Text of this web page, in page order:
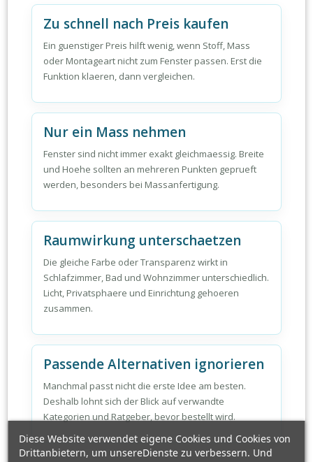
Zu schnell nach Preis kaufen
Ein guenstiger Preis hilft wenig, wenn Stoff, Mass
oder Montageart nicht zum Fenster passen. Erst die
Funktion klaeren, dann vergleichen.
Nur ein Mass nehmen
Fenster sind nicht immer exakt gleichmaessig. Breite
und Hoehe sollten an mehreren Punkten geprueft
werden, besonders bei Massanfertigung.
Raumwirkung unterschaetzen
Die gleiche Farbe oder Transparenz wirkt in
Schlafzimmer, Bad und Wohnzimmer unterschiedlich.
Licht, Privatsphaere und Einrichtung gehoeren
zusammen.
Passende Alternativen ignorieren
Manchmal passt nicht die erste Idee am besten.
Deshalb lohnt sich der Blick auf verwandte
Kategorien und Ratgeber, bevor bestellt wird.
Diese Website verwendet eigene Cookies und Cookies von
Drittanbietern, um unsereDienste zu verbessern. Und